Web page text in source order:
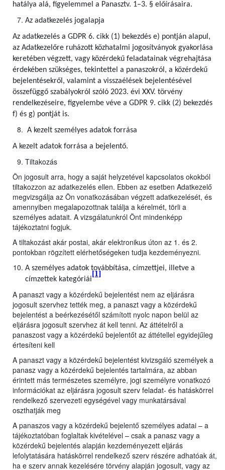
hatálya alá, figyelemmel a Panasztv. 1–3. § előírásaira.
Az adatkezelés jogalapja
Az adatkezelés a GDPR 6. cikk (1) bekezdés e) pontján alapul,
az Adatkezelőre ruházott közhatalmi jogosítványok gyakorlása
keretében végzett, vagy közérdekű feladatainak végrehajtása
érdekében szükséges, tekintettel a panaszokról, a közérdekű
bejelentésekről, valamint a visszaélések bejelentésével
összefüggő szabályokról szóló 2023. évi XXV. törvény
rendelkezéseire, figyelembe véve a GDPR 9. cikk (2) bekezdés
f) és g) pontját is.
A kezelt személyes adatok forrása
A kezelt adatok forrása a bejelentő.
Tiltakozás
Ön jogosult arra, hogy a saját helyzetével kapcsolatos okokból
tiltakozzon az adatkezelés ellen. Ebben az esetben Adatkezelő
megvizsgálja az Ön vonatkozásában végzett adatkezelését, és
amennyiben megalapozottnak találja a kérelmét, törli a
személyes adatait. A vizsgálatunkról Önt mindenképp
tájékoztatni fogjuk.
A tiltakozást akár postai, akár elektronikus úton az 1. és 2.
pontokban rögzített elérhetőségeken tudja kezdeményezni.
A személyes adatok továbbítása, címzettjei, illetve a
címzettek kategóriái
[1]
A panaszt vagy a közérdekű bejelentést nem az eljárásra
jogosult szervhez tették meg, a panaszt vagy a közérdekű
bejelentést a beérkezésétől számított nyolc napon belül az
eljárásra jogosult szervhez át kell tenni. Az áttételről a
panaszost vagy a közérdekű bejelentőt az áttétellel egyidejűleg
értesíteni kell
A panaszt vagy a közérdekű bejelentést kivizsgáló személyek a
panasz vagy a közérdekű bejelentés tartalmára, az abban
érintett más természetes személyre, jogi személyre vonatkozó
információkat az eljárásra jogosult szerv feladat- és hatáskörrel
rendelkező szervezeti egységével vagy munkatársával
oszthatják meg
A panaszos vagy a közérdekű bejelentő személyes adatai – a
tájékoztatóban foglaltak kivételével – csak a panasz vagy a
közérdekű bejelentés alapján kezdeményezett eljárás
lefolytatására hatáskörrel rendelkező szerv részére adhatóak át,
ha e szerv annak kezelésére törvény alapján jogosult, vagy az